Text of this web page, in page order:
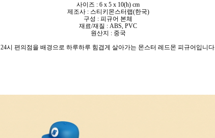
사이즈 : 6 x 5 x 10(h) cm
제조사 : 스티키몬스터랩(한국)
구성 : 피규어 본체
재료/재질 : ABS, PVC
원산지 : 중국
24시 편의점을 배경으로 하루하루 힘겹게 살아가는 몬스터 레드몬 피규어입니다.